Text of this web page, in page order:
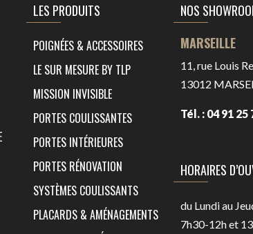
LES PRODUITS
POIGNÉES & ACCESSOIRES
LE SUR MESURE BY TLP
MISSION INVISIBLE
PORTES COULISSANTES
PORTES INTÉRIEURES
PORTES RÉNOVATION
SYSTÈMES COULISSANTS
PLACARDS & AMÉNAGEMENTS
NOS
MARSEILLE
11, rue Louis
13012
Tél. : 04 91 25
HORAIRES
du Lundi au
7h30-12h et